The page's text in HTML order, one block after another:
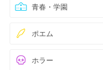
青春・学園
ポエム
ホラー